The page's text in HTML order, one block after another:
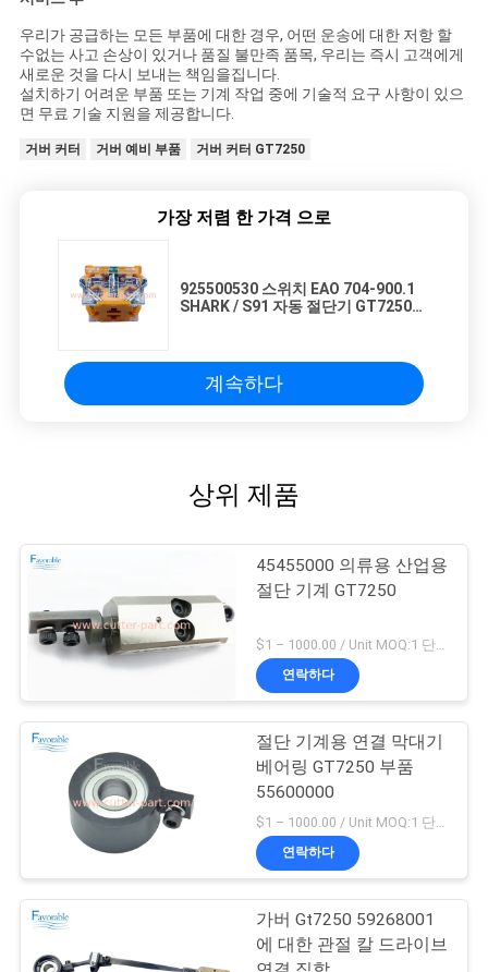
우리가 공급하는 모든 부품에 대한 경우, 어떤 운송에 대한 저항 할
수없는 사고 손상이 있거나 품질 불만족 품목, 우리는 즉시 고객에게
새로운 것을 다시 보내는 책임을집니다.
설치하기 어려운 부품 또는 기계 작업 중에 기술적 요구 사항이 있으
면 무료 기술 지원을 제공합니다.
거버 커터 거버 예비 부품 거버 커터 GT7250
가장 저렴 한 가격 으로
925500530 스위치 EAO 704-900.1
SHARK / S91 자동 절단기 GT7250
계속하다
상위 제품
45455000 의류용 산업용
절단 기계 GT7250
$1 – 1000.00 / Unit MOQ:1 단위/단위 Negociate
연락하다
절단 기계용 연결 막대기
베어링 GT7250 부품
55600000
$1 – 1000.00 / Unit MOQ:1 단위/단위 Negociate
연락하다
가버 Gt7250 59268001
에 대한 관절 칼 드라이브